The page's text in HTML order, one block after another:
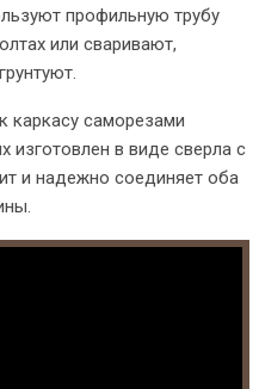
профильную трубу
или сваривают,
каркасу саморезами
изготовлен в виде сверла с
и надежно соединяет оба